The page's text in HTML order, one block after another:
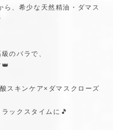
、希少な天然精油・ダマス
のバラで、
スキンケア×ダマスクローズ
ックスタイムに🎵